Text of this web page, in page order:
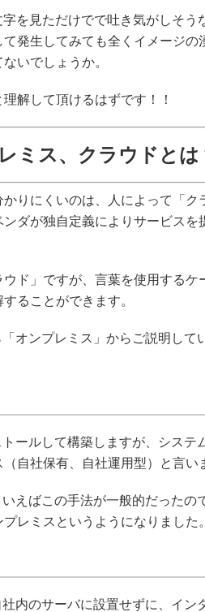
を見ただけでで吐き気がしそう
発生してみても全くイメージの
いでしょうか。
解して頂けるはずです！！
ミス、クラウドとは
りにくいのは、人によって「ク
ダが独自定義によりサービスを
ド」ですが、言葉を使用するケ
ることができます。
オンプレミス」からご説明して
ールして構築しますが、システ
自社保有、自社運用型）と言い
えばこの手法が一般的だったの
レミスというようになりました。
内のサーバに設置せずに、イン